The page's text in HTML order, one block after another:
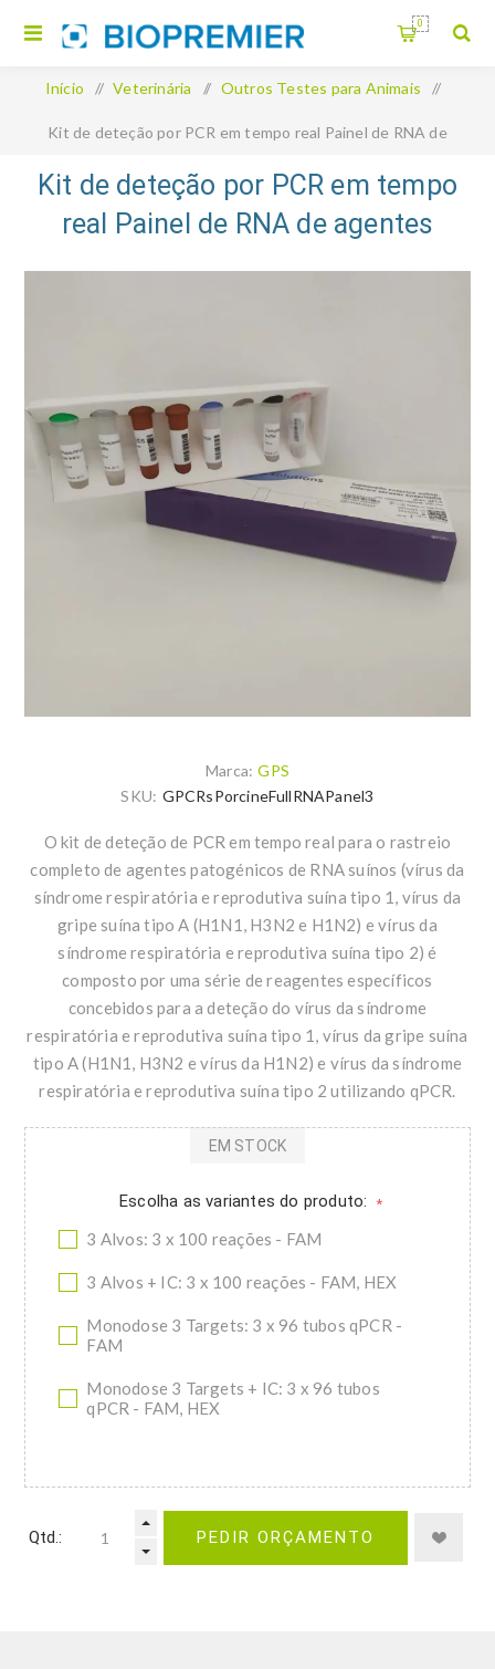
0
Início / Veterinária / Outros Testes para Animais /
Kit de deteção por PCR em tempo real Painel de RNA de
agentes patogénicos de rastreio completo de suínos
Kit de deteção por PCR em tempo
real Painel de RNA de agentes
patogénicos de rastreio completo
Marca: GPS
SKU: GPCRsPorcineFullRNAPanel3
O kit de deteção de PCR em tempo real para o rastreio
completo de agentes patogénicos de RNA suínos (vírus da
síndrome respiratória e reprodutiva suína tipo 1, vírus da
gripe suína tipo A (H1N1, H3N2 e H1N2) e vírus da
síndrome respiratória e reprodutiva suína tipo 2) é
composto por uma série de reagentes específicos
concebidos para a deteção do vírus da síndrome
respiratória e reprodutiva suína tipo 1, vírus da gripe suína
tipo A (H1N1, H3N2 e vírus da H1N2) e vírus da síndrome
respiratória e reprodutiva suína tipo 2 utilizando qPCR.
Escolha as variantes do produto: *
3 Alvos: 3 x 100 reações - FAM
3 Alvos + IC: 3 x 100 reações - FAM, HEX
Monodose 3 Targets: 3 x 96 tubos qPCR -
FAM
Monodose 3 Targets + IC: 3 x 96 tubos
qPCR - FAM, HEX
EM STOCK
Qtd.: PEDIR ORÇAMENTO